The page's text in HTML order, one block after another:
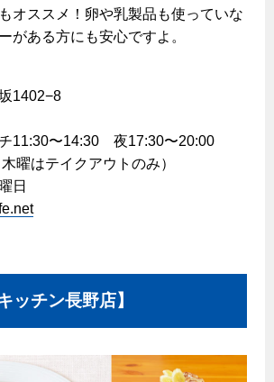
オススメ！卵や乳製品も使っていな
がある方にも安心ですよ。
1402−8
11:30〜14:30 夜17:30〜20:00
曜はテイクアウトのみ）
日
ッチン長野店】